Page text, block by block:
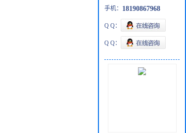
手机： 18190867968
Q Q：
Q Q：